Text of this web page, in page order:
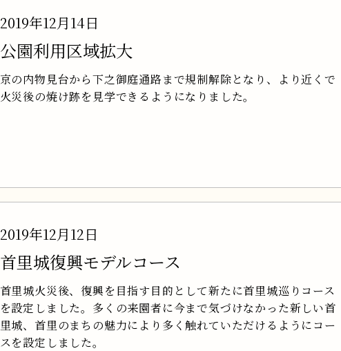
2019年12月14日
公園利用区域拡大
京の内物見台から下之御庭通路まで規制解除となり、より近くで
火災後の焼け跡を見学できるようになりました。
2019年12月12日
首里城復興モデルコース
首里城火災後、復興を目指す目的として新たに首里城巡りコース
を設定しました。多くの来園者に今まで気づけなかった新しい首
里城、首里のまちの魅力により多く触れていただけるようにコー
スを設定しました。